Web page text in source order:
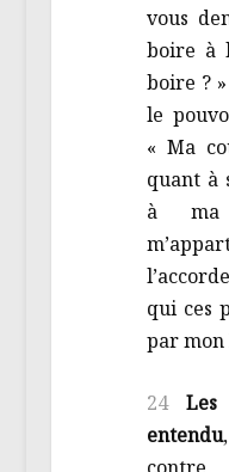
vous
boire à
boire ?
le
« Ma
quant à
à ma
qui ces
par mon
24
entendu